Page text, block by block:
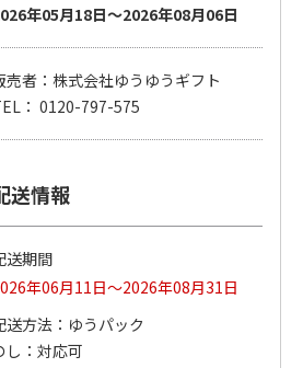
＜お中元＞日本橋
ートジェリー ６個
4.7
（3）
3,400円
(送料・税込)
（東日本版）
年05月18日～2026年08月06日
売者：株式会社ゆうゆうギフト
： 0120-797-575
送情報
送期間
年06月11日～2026年08月31日
送方法
ゆうパック
し
対応可